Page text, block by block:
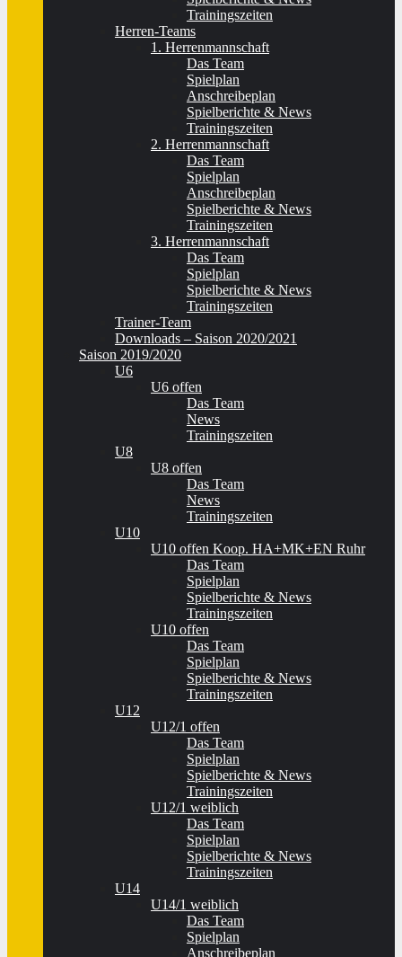
Trainingszeiten
Herren-Teams
1. Herrenmannschaft
Das Team
Spielplan
Anschreibeplan
Spielberichte & News
Trainingszeiten
2. Herrenmannschaft
Das Team
Spielplan
Anschreibeplan
Spielberichte & News
Trainingszeiten
3. Herrenmannschaft
Das Team
Spielplan
Spielberichte & News
Trainingszeiten
Trainer-Team
Downloads – Saison 2020/2021
Saison 2019/2020
U6
U6 offen
Das Team
News
Trainingszeiten
U8
U8 offen
Das Team
News
Trainingszeiten
U10
U10 offen Koop. HA+MK+EN Ruhr
Das Team
Spielplan
Spielberichte & News
Trainingszeiten
U10 offen
Das Team
Spielplan
Spielberichte & News
Trainingszeiten
U12
U12/1 offen
Das Team
Spielplan
Spielberichte & News
Trainingszeiten
U12/1 weiblich
Das Team
Spielplan
Spielberichte & News
Trainingszeiten
U14
U14/1 weiblich
Das Team
Spielplan
Anschreibeplan